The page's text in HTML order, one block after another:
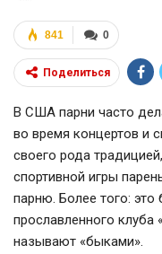
0
841
Поделиться
В США парни часто
во время концертов и
своего рода
спортивной игры
парню. Более того:
прославленного клуба
называют «быками».